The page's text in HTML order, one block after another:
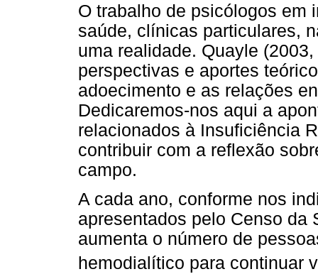
O trabalho de psicólogos em
saúde, clínicas particulares,
uma realidade. Quayle
perspectivas e aportes
adoecimento e as relações
Dedicaremos-nos aqui a
relacionados à Insuficiência
contribuir com a reflexão
campo.
A cada ano, conforme nos
apresentados pelo Censo da
aumenta o número de
hemodialítico para continuar